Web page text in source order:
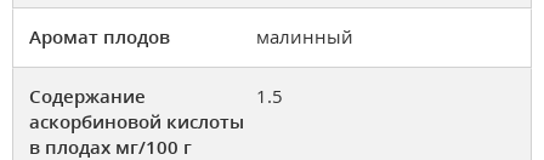
Аромат плодов малинный
Содержание
аскорбиновой кислоты
в плодах мг/100 г
1.5